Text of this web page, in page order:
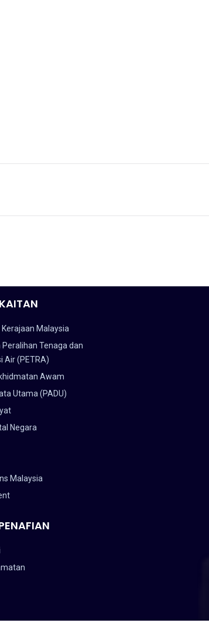
Malaysia
Tenaga dan
Air (PETRA)
Awam
Utama (PADU)
Negara
Malaysia